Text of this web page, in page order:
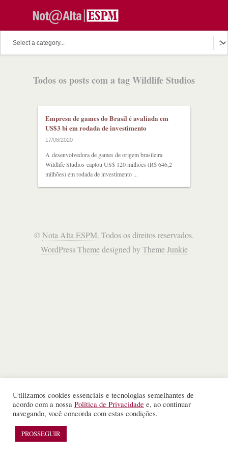
Todos os posts com a tag Wildlife Studios
Empresa de games do Brasil é avaliada em
US$3 bi em rodada de investimento
17/08/2020
A desenvolvedora de games de origem brasileira
Wildlife Studios captou US$ 120 milhões (R$ 646,2
milhões) em rodada de investimento ...
©Nota Alta ESPM. Todos os direitos reservados.
WordPress Themedesigned by Theme Junkie
Utilizamos cookies essenciais e tecnologias semelhantes de
acordo com a nossa Política de Privacidade e, ao continuar
navegando, você concorda com estas condições.
PROSSEGUIR